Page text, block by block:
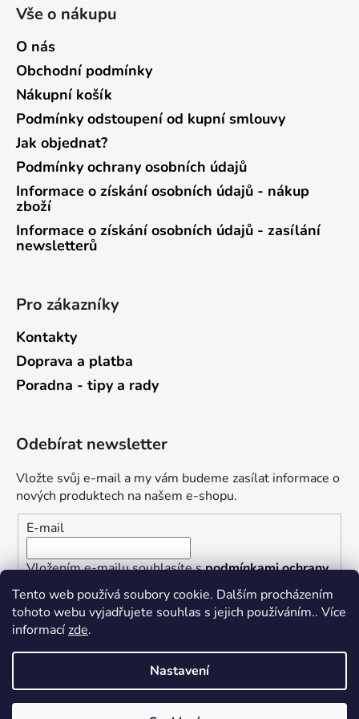
Tento web používá soubory cookie. Dalším procházením
tohoto webu vyjadřujete souhlas s jejich používáním.. Více
informacízde.
Nastavení
Vše o nákupu
O nás
Obchodní podmínky
Nákupní košík
Podmínky odstoupení od kupní smlouvy
Jak objednat?
Podmínky ochrany osobních údajů
Informace o získání osobních údajů - nákup
zboží
Informace o získání osobních údajů - zasílání
newsletterů
Pro zákazníky
Kontakty
Doprava a platba
Poradna - tipy a rady
Odebírat newsletter
Vložte svůj e-mail a my vám budeme zasílat informace o
nových produktech na našem e-shopu.
E-mail
Vložením e-mailu souhlasíte spodmínkami ochrany
osobních údajů
PŘIHLÁSIT SE
Vytvořil Shoptet